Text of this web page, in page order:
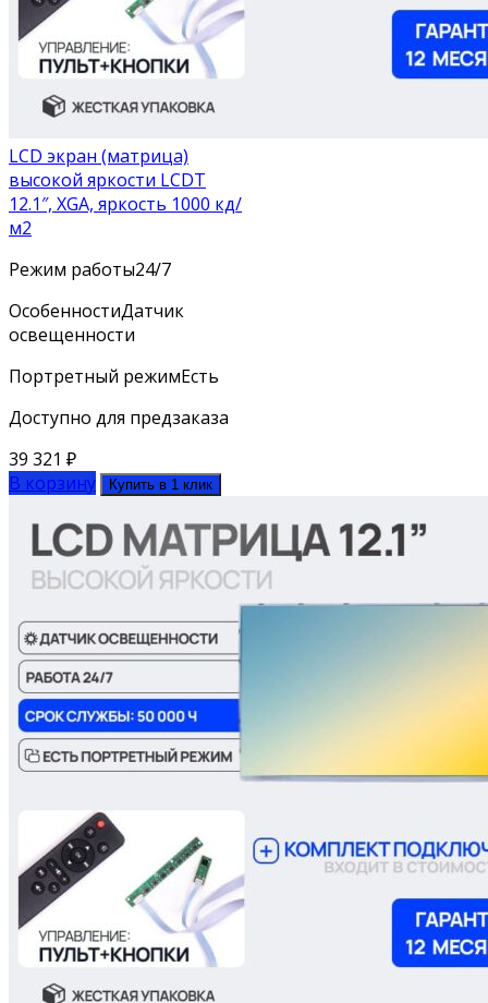
LCD экран (матрица)
высокой яркости LCDT
12.1″, XGA, яркость 1000 кд/
м2
Режим работы24/7
ОсобенностиДатчик
освещенности
Портретный режимЕсть
Доступно для предзаказа
39 321 ₽
В корзину
Купить в 1 клик